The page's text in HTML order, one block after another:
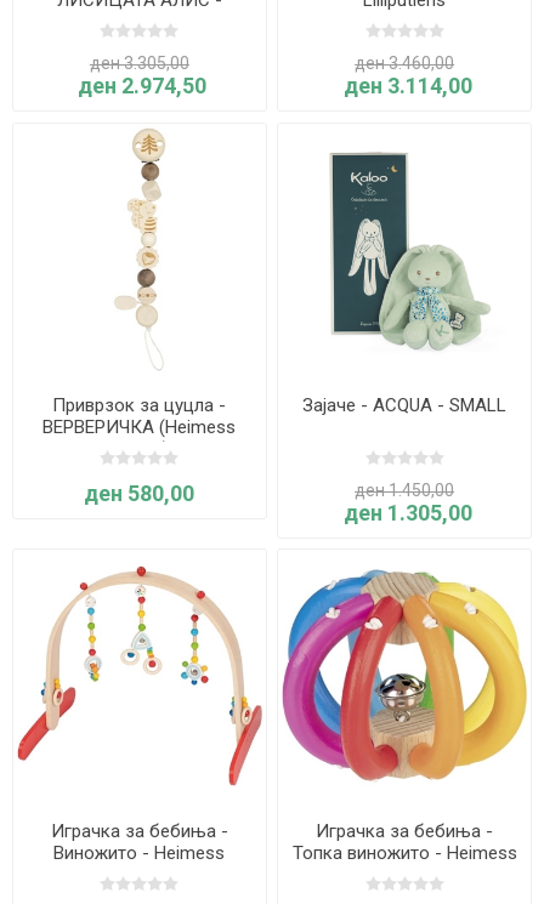
Lilliputiens
ден 3.305,00
ден 2.974,50
ден 3.460,00
ден 3.114,00
Приврзок за цуцла -
ВЕРВЕРИЧКА (Heimess
Nature)
ден 580,00
Зајаче - ACQUA - SMALL
ден 1.450,00
ден 1.305,00
Играчка за бебиња -
Виножито - Heimess
Играчка за бебиња -
Топка виножито - Heimess